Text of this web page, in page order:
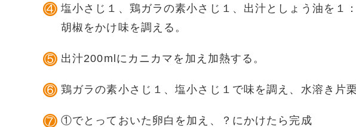
塩小さじ１、鶏ガラの素小さじ１、出汁としょう油を１
胡椒をかけ味を調える。
出汁200mlにカニカマを加え加熱する。
鶏ガラの素小さじ１、塩小さじ１で味を調え、水溶き片
①でとっておいた卵白を加え、？にかけたら完成